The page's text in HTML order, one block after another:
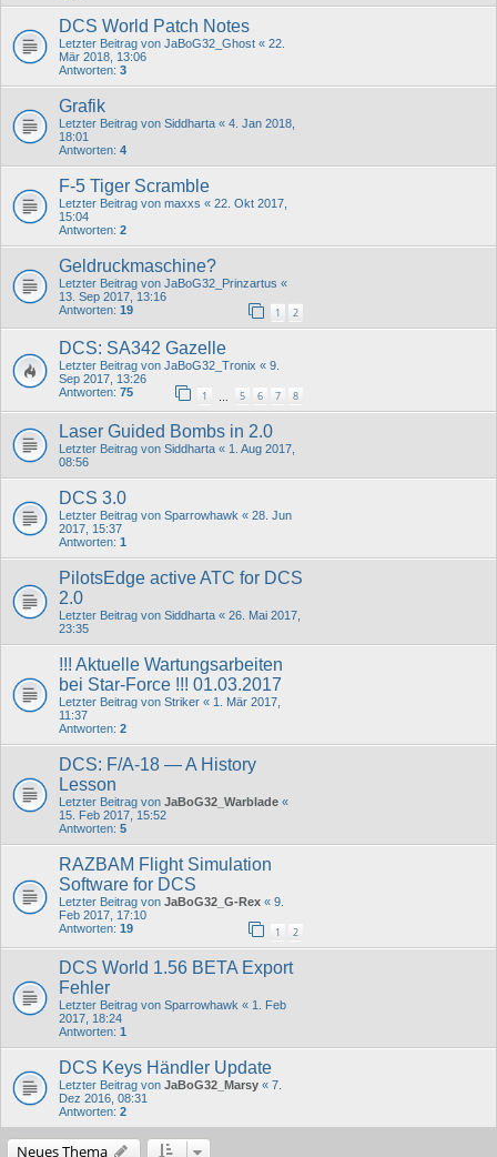
DCS World Patch Notes
Letzter Beitrag von JaBoG32_Ghost « 22.
Mär 2018, 13:06
Antworten: 3
Grafik
Letzter Beitrag von Siddharta « 4. Jan 2018,
18:01
Antworten: 4
F-5 Tiger Scramble
Letzter Beitrag von maxxs « 22. Okt 2017,
15:04
Antworten: 2
Geldruckmaschine?
Letzter Beitrag von JaBoG32_Prinzartus «
13. Sep 2017, 13:16
Antworten: 19 1 2
DCS: SA342 Gazelle
Letzter Beitrag von JaBoG32_Tronix « 9.
Sep 2017, 13:26
Antworten: 75 1 5 6 7 8
Laser Guided Bombs in 2.0
Letzter Beitrag von Siddharta « 1. Aug 2017,
08:56
DCS 3.0
Letzter Beitrag von Sparrowhawk « 28. Jun
2017, 15:37
Antworten: 1
PilotsEdge active ATC for DCS
2.0
Letzter Beitrag von Siddharta « 26. Mai 2017,
23:35
!!! Aktuelle Wartungsarbeiten
bei Star-Force !!! 01.03.2017
Letzter Beitrag von Striker « 1. Mär 2017,
11:37
Antworten: 2
DCS: F/A-18 — A History
Lesson
Letzter Beitrag von JaBoG32_Warblade «
15. Feb 2017, 15:52
Antworten: 5
RAZBAM Flight Simulation
Software for DCS
Letzter Beitrag von JaBoG32_G-Rex « 9.
Feb 2017, 17:10
Antworten: 19 1 2
DCS World 1.56 BETA Export
Fehler
Letzter Beitrag von Sparrowhawk « 1. Feb
2017, 18:24
Antworten: 1
DCS Keys Händler Update
Letzter Beitrag von JaBoG32_Marsy « 7.
Dez 2016, 08:31
Antworten: 2
Neues Thema